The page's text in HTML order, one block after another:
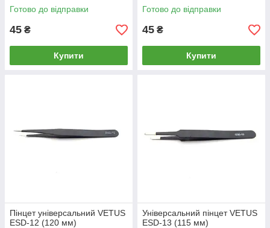
Готово до відправки
45 ₴
Купити
Готово до відправки
45 ₴
Купити
Пінцет універсальний VETUS
ESD-12 (120 мм)
Універсальний пінцет VETUS
ESD-13 (115 мм)